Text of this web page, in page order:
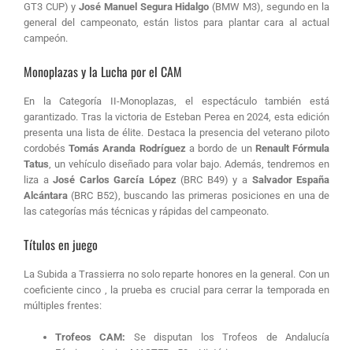
GT3 CUP)yJosé Manuel Segura Hidalgo (BMW M3), segundo en la
general del campeonato,están listos para plantar cara al actual
campeón.
Monoplazas y la Lucha por el CAM
En la Categoría II-Monoplazas, el espectáculo también está
garantizado. Tras la victoria de Esteban Perea en 2024, esta edición
presenta una lista de élite. Destaca la presencia del veterano piloto
cordobésTomás Aranda Rodrígueza bordo de un Renault Fórmula
Tatus, un vehículo diseñado para volar bajo.Además, tendremos en
liza aJosé Carlos García López(BRC B49)y a Salvador España
Alcántara(BRC B52), buscando las primeras posiciones en una de
las categorías más técnicas y rápidas del campeonato.
Títulos en juego
La Subida a Trassierra no solo reparte honores en la general. Con un
coeficiente cinco , la prueba es crucial para cerrar la temporada en
múltiples frentes:
Trofeos CAM: Se disputan los Trofeos de Andalucía